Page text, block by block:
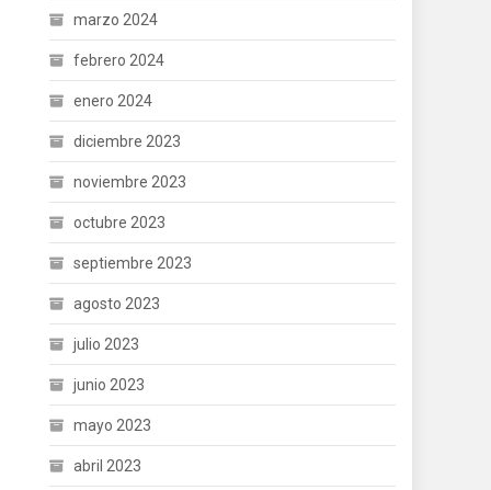
marzo 2024
febrero 2024
enero 2024
diciembre 2023
noviembre 2023
octubre 2023
septiembre 2023
agosto 2023
julio 2023
junio 2023
mayo 2023
abril 2023